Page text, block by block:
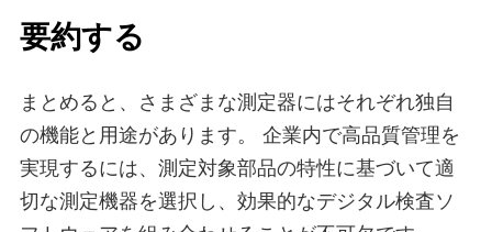
要約する
まとめると、さまざまな測定器にはそれぞれ独自
の機能と用途があります。 企業内で高品質管理を
実現するには、測定対象部品の特性に基づいて適
切な測定機器を選択し、効果的なデジタル検査ソ